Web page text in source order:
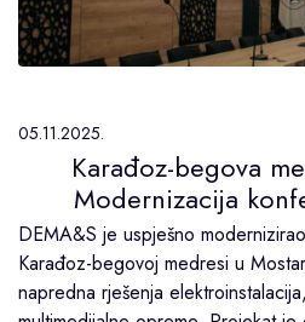
05.11.2025.
Karađoz-begova
Modernizacija
DEMA&S je uspješno
Karađoz-begovoj medresi u
napredna rješenja